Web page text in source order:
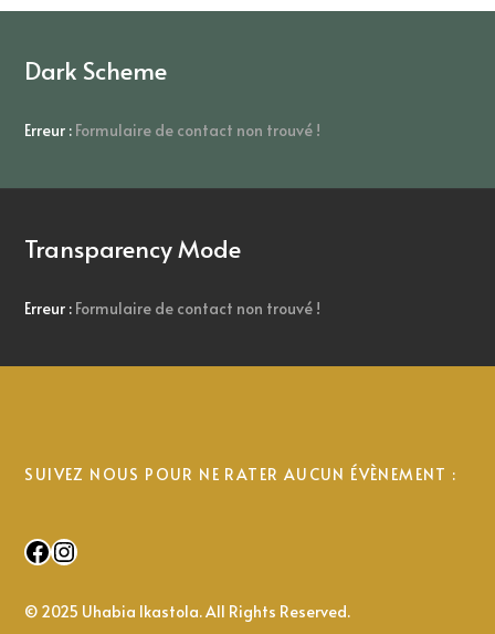
Dark Scheme
Erreur : Formulaire de contact non trouvé !
Transparency Mode
Erreur : Formulaire de contact non trouvé !
SUIVEZ NOUS POUR NE RATER AUCUN ÉVÈNEMENT :
Facebook
Instagram
© 2025 Uhabia Ikastola. All Rights Reserved.